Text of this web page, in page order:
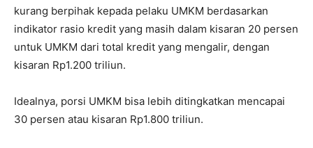
kurang berpihak kepada pelaku UMKM berdasarkan
indikator rasio kredit yang masih dalam kisaran 20 persen
untuk UMKM dari total kredit yang mengalir, dengan
kisaran Rp1.200 triliun.
Idealnya, porsi UMKM bisa lebih ditingkatkan mencapai
30 persen atau kisaran Rp1.800 triliun.